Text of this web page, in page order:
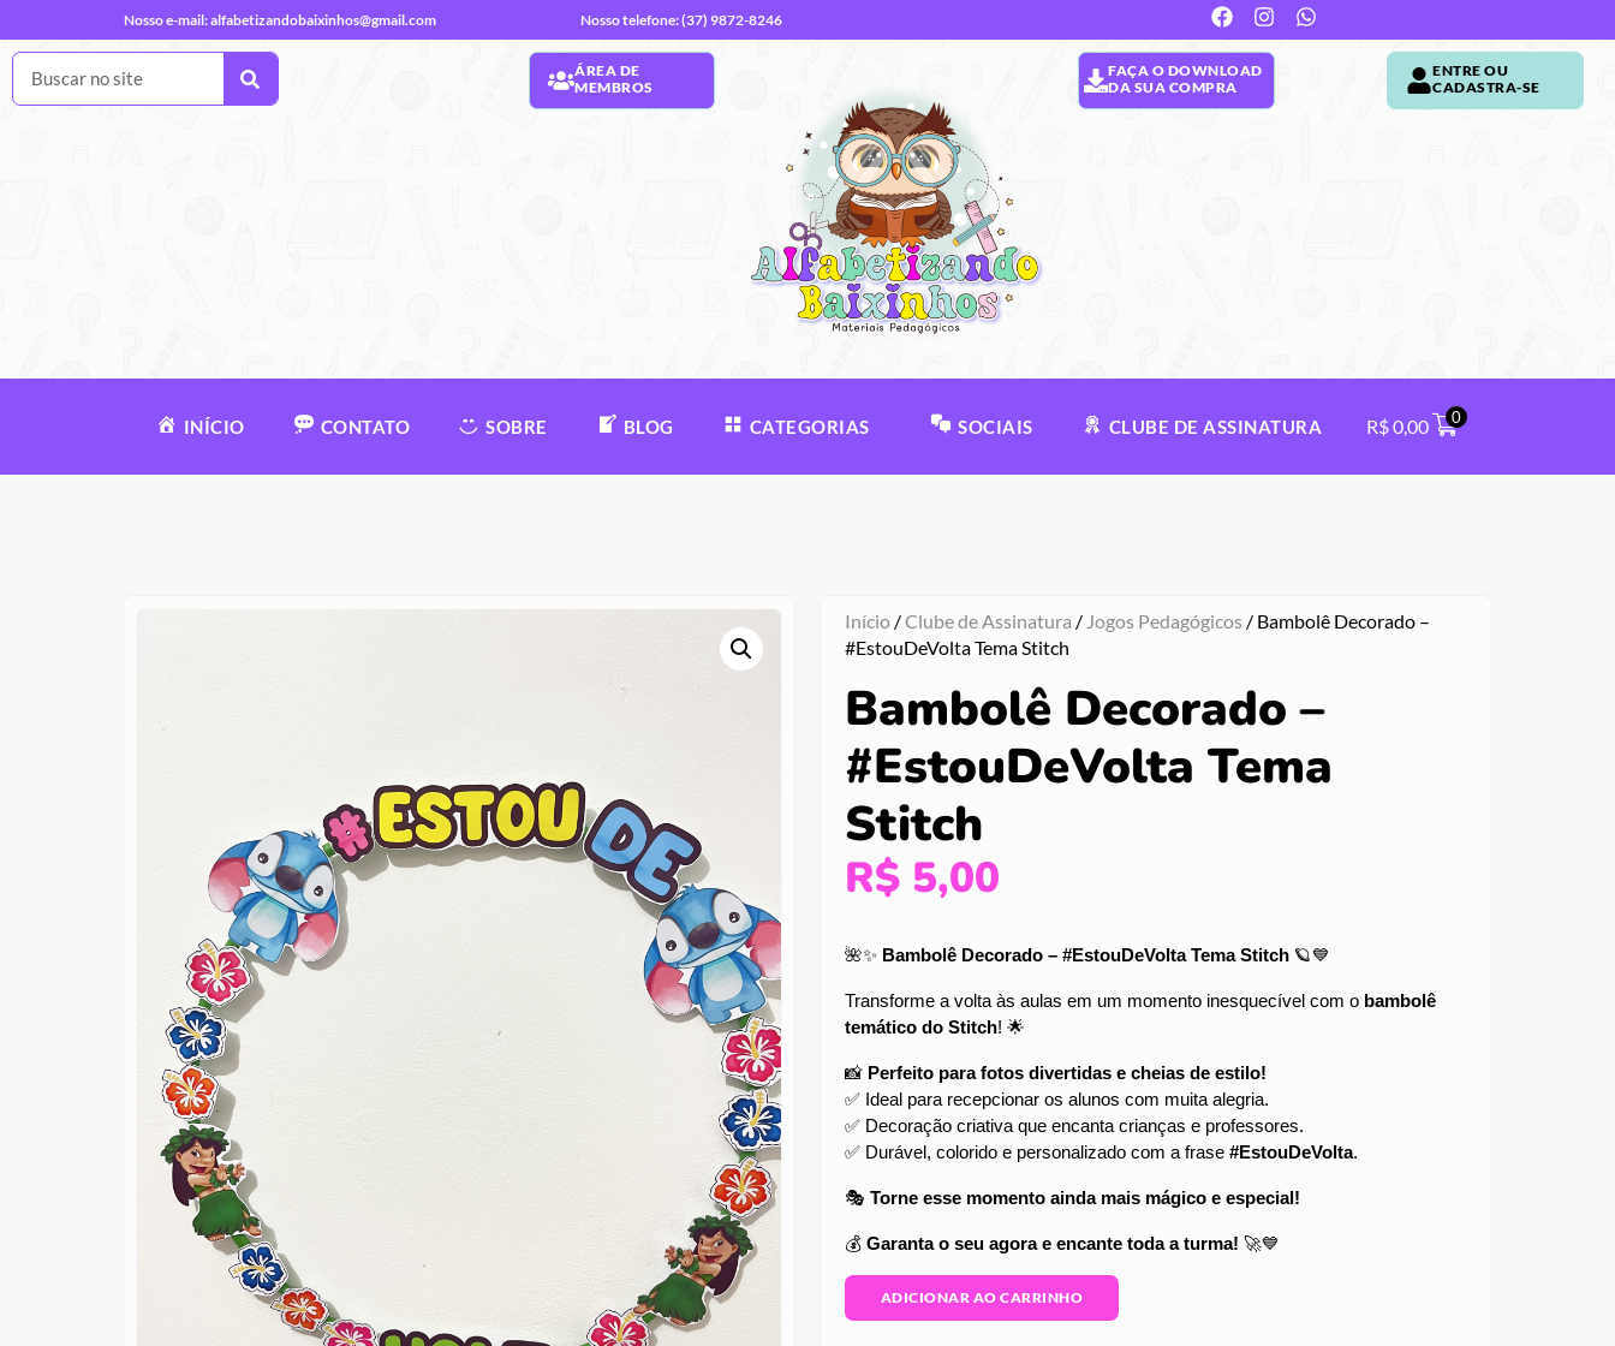
Nosso e-mail:alfabetizandobaixinhos@gmail.com Nosso telefone: (37) 9872-8246
ÁREA DE
MEMBROS
FAÇA O DOWNLOAD
DA SUA COMPRA
ENTRE OU
CADASTRA-SE
INÍCIO CONTATO SOBRE BLOG CATEGORIAS SOCIAIS CLUBE DE ASSINATURA R$0,00 0
Início/Clube de Assinatura / Jogos Pedagógicos/ Bambolê Decorado –
#EstouDeVolta Tema Stitch
Bambolê Decorado –
#EstouDeVolta Tema
Stitch
R$5,00
🌺✨ Bambolê Decorado – #EstouDeVolta Tema Stitch🪐💙
Transforme a volta às aulas em um momento inesquecível com o bambolê
temático do Stitch! 🌟
📸 Perfeito para fotos divertidas e cheias de estilo!
✅ Ideal para recepcionar os alunos com muita alegria.
✅ Decoração criativa que encanta crianças e professores.
✅ Durável, colorido e personalizado com a frase #EstouDeVolta.
🎭 Torne esse momento ainda mais mágico e especial!
💰 Garanta o seu agora e encante toda a turma! 🚀💙
ADICIONAR AO CARRINHO